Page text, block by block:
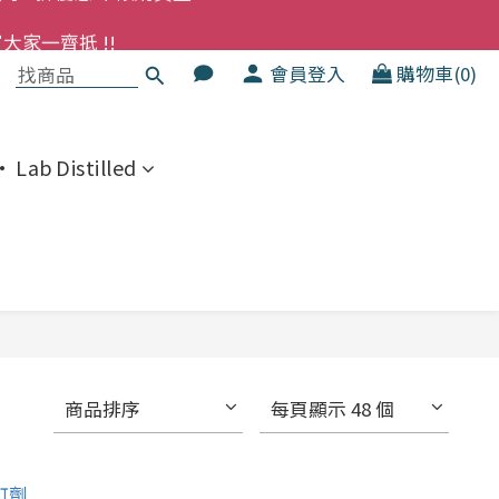
兒適用
8折優惠 不限購買量
會員登入 購物車(0)
Lab Distilled
商品排序 每頁顯示 48 個